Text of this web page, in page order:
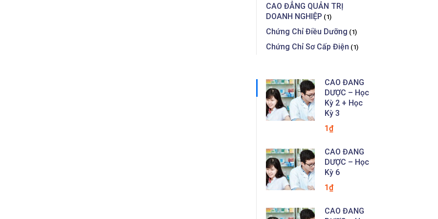
CAO ĐẲNG QUẢN TRỊ
DOANH NGHIỆP (1)
Chứng Chỉ Điều Dưỡng (1)
Chứng Chỉ Sơ Cấp Điện (1)
CAO ĐẲNG
DƯỢC – Học
Kỳ 2 + Học
Kỳ 3
1₫
CAO ĐẲNG
DƯỢC – Học
Kỳ 6
1₫
CAO ĐẲNG